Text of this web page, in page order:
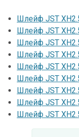
Шлейф JST
Шлейф JST
Шлейф JST
Шлейф JST
Шлейф JST
Шлейф JST
Шлейф JST
Шлейф JST
Шлейф JST